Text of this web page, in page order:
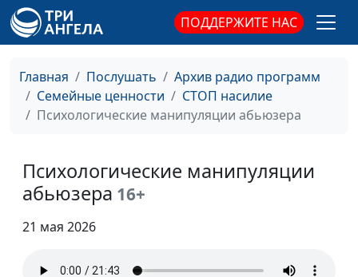
ПОДДЕРЖИТЕ НАС
Главная Послушать
Архив радио программ
Семейные ценности
СТОП насилие
Психологические манипуляции абьюзера
Психологические манипуляции
абьюзера 16+
21 мая 2026
абьюзера
священнослужитель,
консультант по семейным
Можно ли спасти
отношения с
абьюзером?
Александр Сахаров,
священнослужитель,
консультант по семейным
Как оправдывают
насилие Библией?
Александр Сахаров,
Как восстановить
Александр Сахаров,